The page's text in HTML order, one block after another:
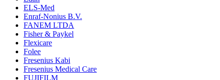
ELS-Med
Enraf-Nonius B.V.
FANEM LTDA
Fisher & Paykel
Flexicare
Folee
Fresenius Kabi
Fresenius Medical Care
FUJIFILM